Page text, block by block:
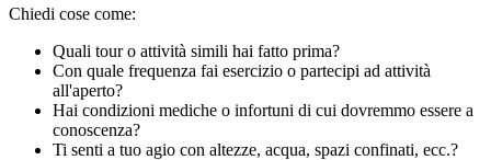
Chiedi cose come:
Quali tour o attività simili hai fatto prima?
Con quale frequenza fai esercizio o partecipi ad attività
all'aperto?
Hai condizioni mediche o infortuni di cui dovremmo essere a
conoscenza?
Ti senti a tuo agio con altezze, acqua, spazi confinati, ecc.?